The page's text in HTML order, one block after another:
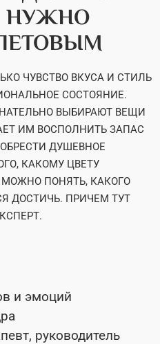
НУЖНО
ЧУВСТВО ВКУСА И СТИЛЬ
СОСТОЯНИЕ.
ВЫБИРАЮТ ВЕЩИ
ИМ ВОСПОЛНИТЬ ЗАПАС
ДУШЕВНОЕ
КАКОМУ ЦВЕТУ
ПОНЯТЬ, КАКОГО
ДОСТИЧЬ. ПРИЧЕМ ТУТ
и эмоций
руководитель